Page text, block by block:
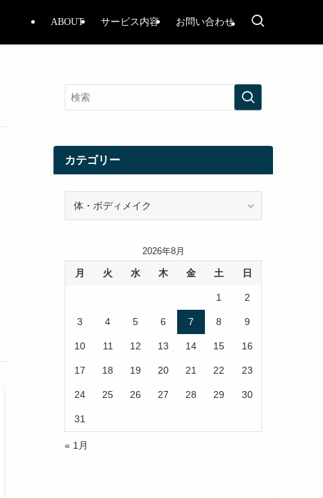
ABOUT サービス内容 お問い合わせ
カテゴリー
ー
2026年8月
月 火 水 木 金 土 日
1 2
3 4 5 6 7 8 9
10 11 12 13 14 15 16
17 18 19 20 21 22 23
24 25 26 27 28 29 30
31
« 1月